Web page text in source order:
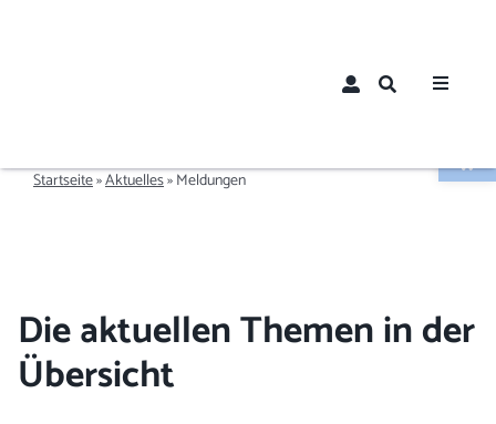
Toggle
Startseite»Aktuelles»Meldungen
Die aktuellen Themen in der
Übersicht